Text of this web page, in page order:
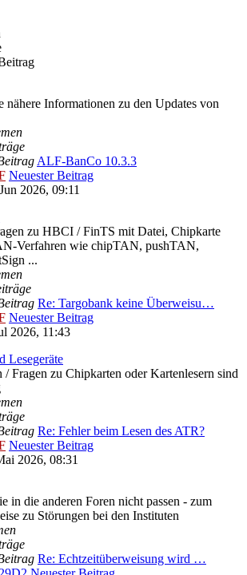
nähere Informationen zu den Updates von
ALF-BanCo 10.3.3
Neuester Beitrag
2026, 09:11
zu HBCI / FinTS mit Datei, Chipkarte
Verfahren wie chipTAN, pushTAN,
...
Re: Targobank keine Überweisu…
Neuester Beitrag
2026, 11:43
Lesegeräte
/ Fragen zu Chipkarten oder Kartenlesern sind
Re: Fehler beim Lesen des ATR?
Neuester Beitrag
2026, 08:31
in die anderen Foren nicht passen - zum
zu Störungen bei den Instituten
Re: Echtzeitüberweisung wird …